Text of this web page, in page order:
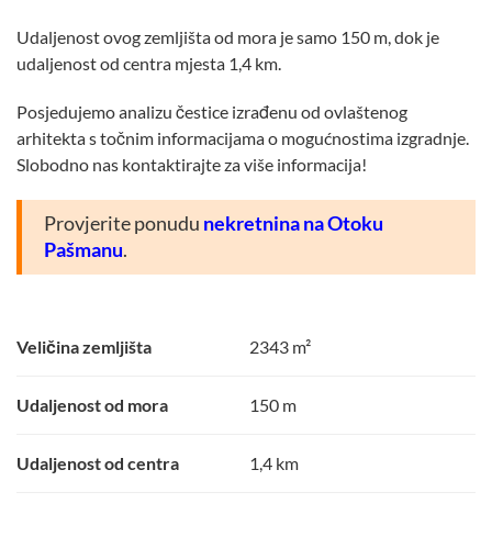
Udaljenost ovog zemljišta od mora je samo 150 m, dok je
udaljenost od centra mjesta 1,4 km.
Posjedujemo analizu čestice izrađenu od ovlaštenog
arhitekta s točnim informacijama o mogućnostima izgradnje.
Slobodno nas kontaktirajte za više informacija!
Provjerite ponudu nekretnina na Otoku
Pašmanu.
Veličina zemljišta 2343 m²
Udaljenost od mora 150 m
Udaljenost od centra 1,4 km